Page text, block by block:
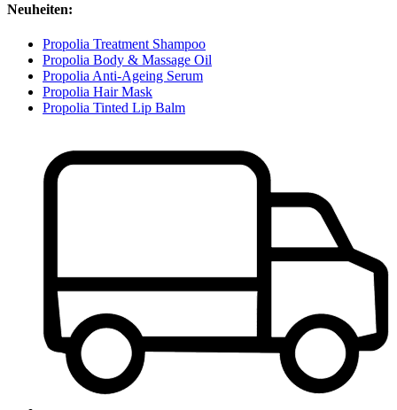
Neuheiten:
Propolia Treatment Shampoo
Propolia Body & Massage Oil
Propolia Anti-Ageing Serum
Propolia Hair Mask
Propolia Tinted Lip Balm